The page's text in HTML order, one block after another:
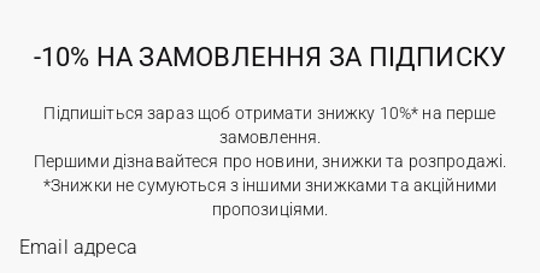
-10% НА ЗАМОВЛЕННЯ ЗА ПІДПИСКУ
Підпишіться зараз щоб отримати знижку 10%* на перше
замовлення.
Першими дізнавайтеся про новини, знижки та розпродажі.
*Знижки не сумуються з іншими знижками та акційними
пропозиціями.